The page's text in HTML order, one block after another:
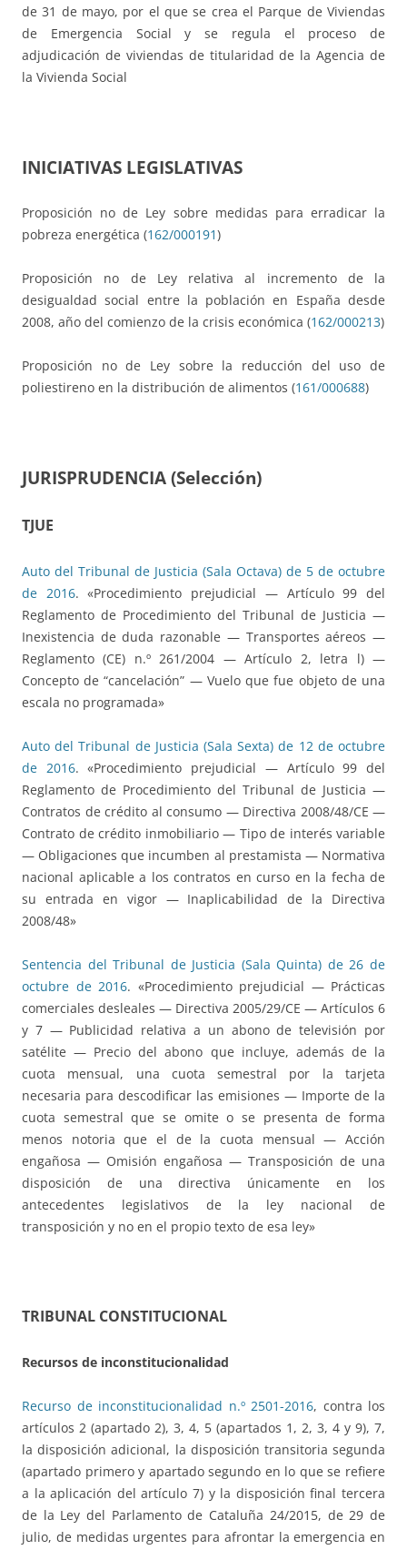
de 31 de mayo, por el que se crea el Parque de Viviendas
de Emergencia Social y se regula el proceso de
adjudicación de viviendas de titularidad de la Agencia de
la Vivienda Social
INICIATIVAS LEGISLATIVAS
Proposición no de Ley sobre medidas para erradicar la
pobreza energética (162/000191)
Proposición no de Ley relativa al incremento de la
desigualdad social entre la población en España desde
2008, año del comienzo de la crisis económica (162/000213)
Proposición no de Ley sobre la reducción del uso de
poliestireno en la distribución de alimentos (161/000688)
JURISPRUDENCIA (Selección)
TJUE
Auto del Tribunal de Justicia (Sala Octava) de 5 de octubre
de 2016. «Procedimiento prejudicial — Artículo 99 del
Reglamento de Procedimiento del Tribunal de Justicia —
Inexistencia de duda razonable — Transportes aéreos —
Reglamento (CE) n.º 261/2004 — Artículo 2, letra l) —
Concepto de “cancelación” — Vuelo que fue objeto de una
escala no programada»
Auto del Tribunal de Justicia (Sala Sexta) de 12 de octubre
de 2016. «Procedimiento prejudicial — Artículo 99 del
Reglamento de Procedimiento del Tribunal de Justicia —
Contratos de crédito al consumo — Directiva 2008/48/CE —
Contrato de crédito inmobiliario — Tipo de interés variable
— Obligaciones que incumben al prestamista — Normativa
nacional aplicable a los contratos en curso en la fecha de
su entrada en vigor — Inaplicabilidad de la Directiva
2008/48»
Sentencia del Tribunal de Justicia (Sala Quinta) de 26 de
octubre de 2016. «Procedimiento prejudicial — Prácticas
comerciales desleales — Directiva 2005/29/CE — Artículos 6
y 7 — Publicidad relativa a un abono de televisión por
satélite — Precio del abono que incluye, además de la
cuota mensual, una cuota semestral por la tarjeta
necesaria para descodificar las emisiones — Importe de la
cuota semestral que se omite o se presenta de forma
menos notoria que el de la cuota mensual — Acción
engañosa — Omisión engañosa — Transposición de una
disposición de una directiva únicamente en los
antecedentes legislativos de la ley nacional de
transposición y no en el propio texto de esa ley»
TRIBUNAL CONSTITUCIONAL
Recursos de inconstitucionalidad
Recurso de inconstitucionalidad n.º 2501-2016, contra los
artículos 2 (apartado 2), 3, 4, 5 (apartados 1, 2, 3, 4 y 9), 7,
la disposición adicional, la disposición transitoria segunda
(apartado primero y apartado segundo en lo que se refiere
a la aplicación del artículo 7) y la disposición final tercera
de la Ley del Parlamento de Cataluña 24/2015, de 29 de
julio, de medidas urgentes para afrontar la emergencia en